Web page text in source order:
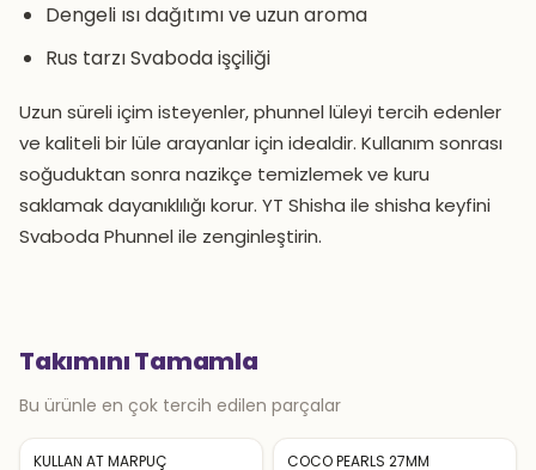
Dengeli ısı dağıtımı ve uzun aroma
Rus tarzı Svaboda işçiliği
Uzun süreli içim isteyenler, phunnel lüleyi tercih edenler
ve kaliteli bir lüle arayanlar için idealdir. Kullanım sonrası
soğuduktan sonra nazikçe temizlemek ve kuru
saklamak dayanıklılığı korur. YT Shisha ile shisha keyfini
Svaboda Phunnel ile zenginleştirin.
Takımını Tamamla
Bu ürünle en çok tercih edilen parçalar
KULLAN AT MARPUÇ COCO PEARLS 27MM